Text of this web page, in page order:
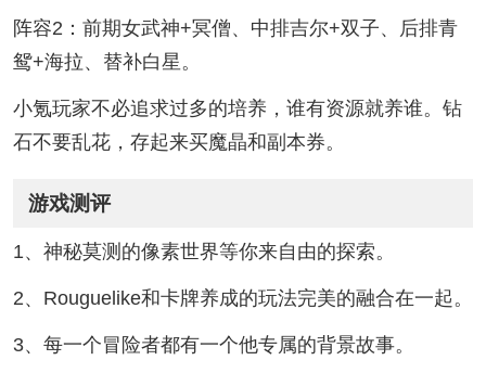
阵容2：前期女武神+冥僧、中排吉尔+双子、后排青
鸳+海拉、替补白星。
小氪玩家不必追求过多的培养，谁有资源就养谁。钻
石不要乱花，存起来买魔晶和副本券。
游戏测评
1、神秘莫测的像素世界等你来自由的探索。
2、Rouguelike和卡牌养成的玩法完美的融合在一起。
3、每一个冒险者都有一个他专属的背景故事。